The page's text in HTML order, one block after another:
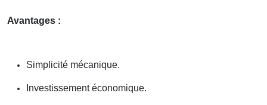
Avantages :
Simplicité mécanique.
Investissement économique.